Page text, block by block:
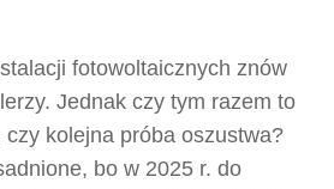
fotowoltaicznych znów
Jednak czy tym razem to
kolejna próba oszustwa?
bo w 2025 r. do